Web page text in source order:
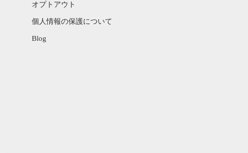
オプトアウト
個人情報の保護について
Blog